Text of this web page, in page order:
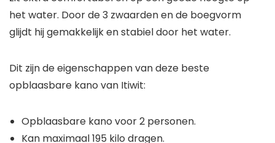
het water. Door de 3 zwaarden en de boegvorm
glijdt hij gemakkelijk en stabiel door het water.
Dit zijn de eigenschappen van deze beste
opblaasbare kano van Itiwit:
Opblaasbare kano voor 2 personen.
Kan maximaal 195 kilo dragen.